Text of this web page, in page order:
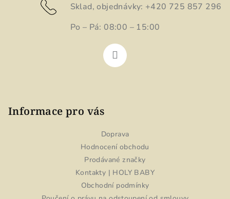
v
k
y
v
ý
p
Sklad, objednávky: +420 725 857 296
Po – Pá: 08:00 – 15:00
Informace pro vás
Doprava
Hodnocení obchodu
Prodávané značky
Kontakty | HOLY BABY
Obchodní podmínky